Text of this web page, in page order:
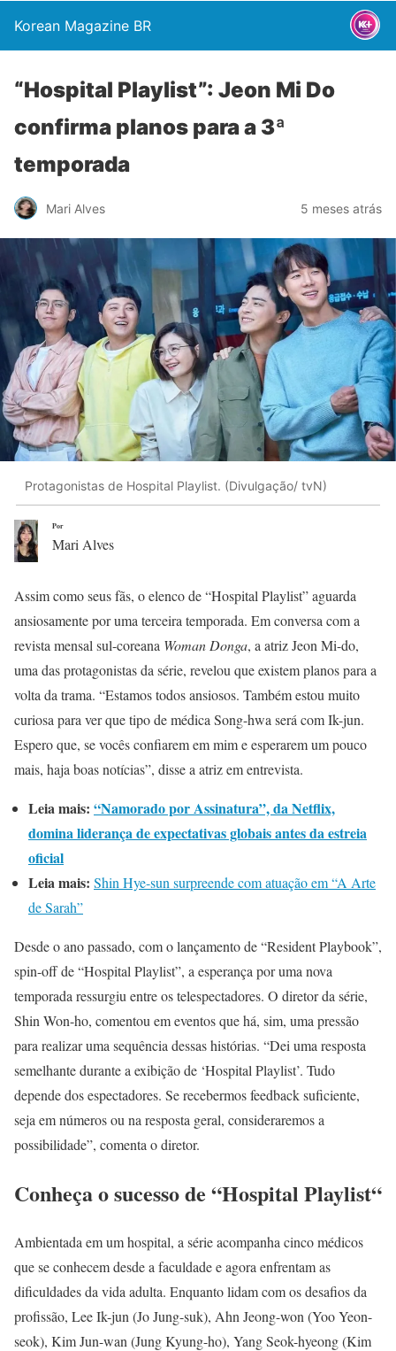
Korean Magazine BR
“Hospital Playlist”: Jeon Mi Do
confirma planos para a 3ª
temporada
Mari Alves 5 meses atrás
Protagonistas de Hospital Playlist. (Divulgação/ tvN)
Por
Mari Alves
Assim como seus fãs, o elenco de “Hospital Playlist” aguarda
ansiosamente por uma terceira temporada. Em conversa com a
revista mensal sul-coreana Woman Donga, a atriz Jeon Mi-do,
uma das protagonistas da série, revelou que existem planos para a
volta da trama. “Estamos todos ansiosos. Também estou muito
curiosa para ver que tipo de médica Song-hwa será com Ik-jun.
Espero que, se vocês confiarem em mim e esperarem um pouco
mais, haja boas notícias”, disse a atriz em entrevista.
Leia mais: “Namorado por Assinatura”, da Netflix,
domina liderança de expectativas globais antes da estreia
oficial
Leia mais: Shin Hye-sun surpreende com atuação em “A Arte
de Sarah”
Desde o ano passado, com o lançamento de “Resident Playbook”,
spin-off de “Hospital Playlist”, a esperança por uma nova
temporada ressurgiu entre os telespectadores. O diretor da série,
Shin Won-ho, comentou em eventos que há, sim, uma pressão
para realizar uma sequência dessas histórias. “Dei uma resposta
semelhante durante a exibição de ‘Hospital Playlist’. Tudo
depende dos espectadores. Se recebermos feedback suficiente,
seja em números ou na resposta geral, consideraremos a
possibilidade”, comenta o diretor.
Conheça o sucesso de “Hospital Playlist“
Ambientada em um hospital, a série acompanha cinco médicos
que se conhecem desde a faculdade e agora enfrentam as
dificuldades da vida adulta. Enquanto lidam com os desafios da
profissão, Lee Ik-jun (Jo Jung-suk), Ahn Jeong-won (Yoo Yeon-
seok), Kim Jun-wan (Jung Kyung-ho), Yang Seok-hyeong (Kim